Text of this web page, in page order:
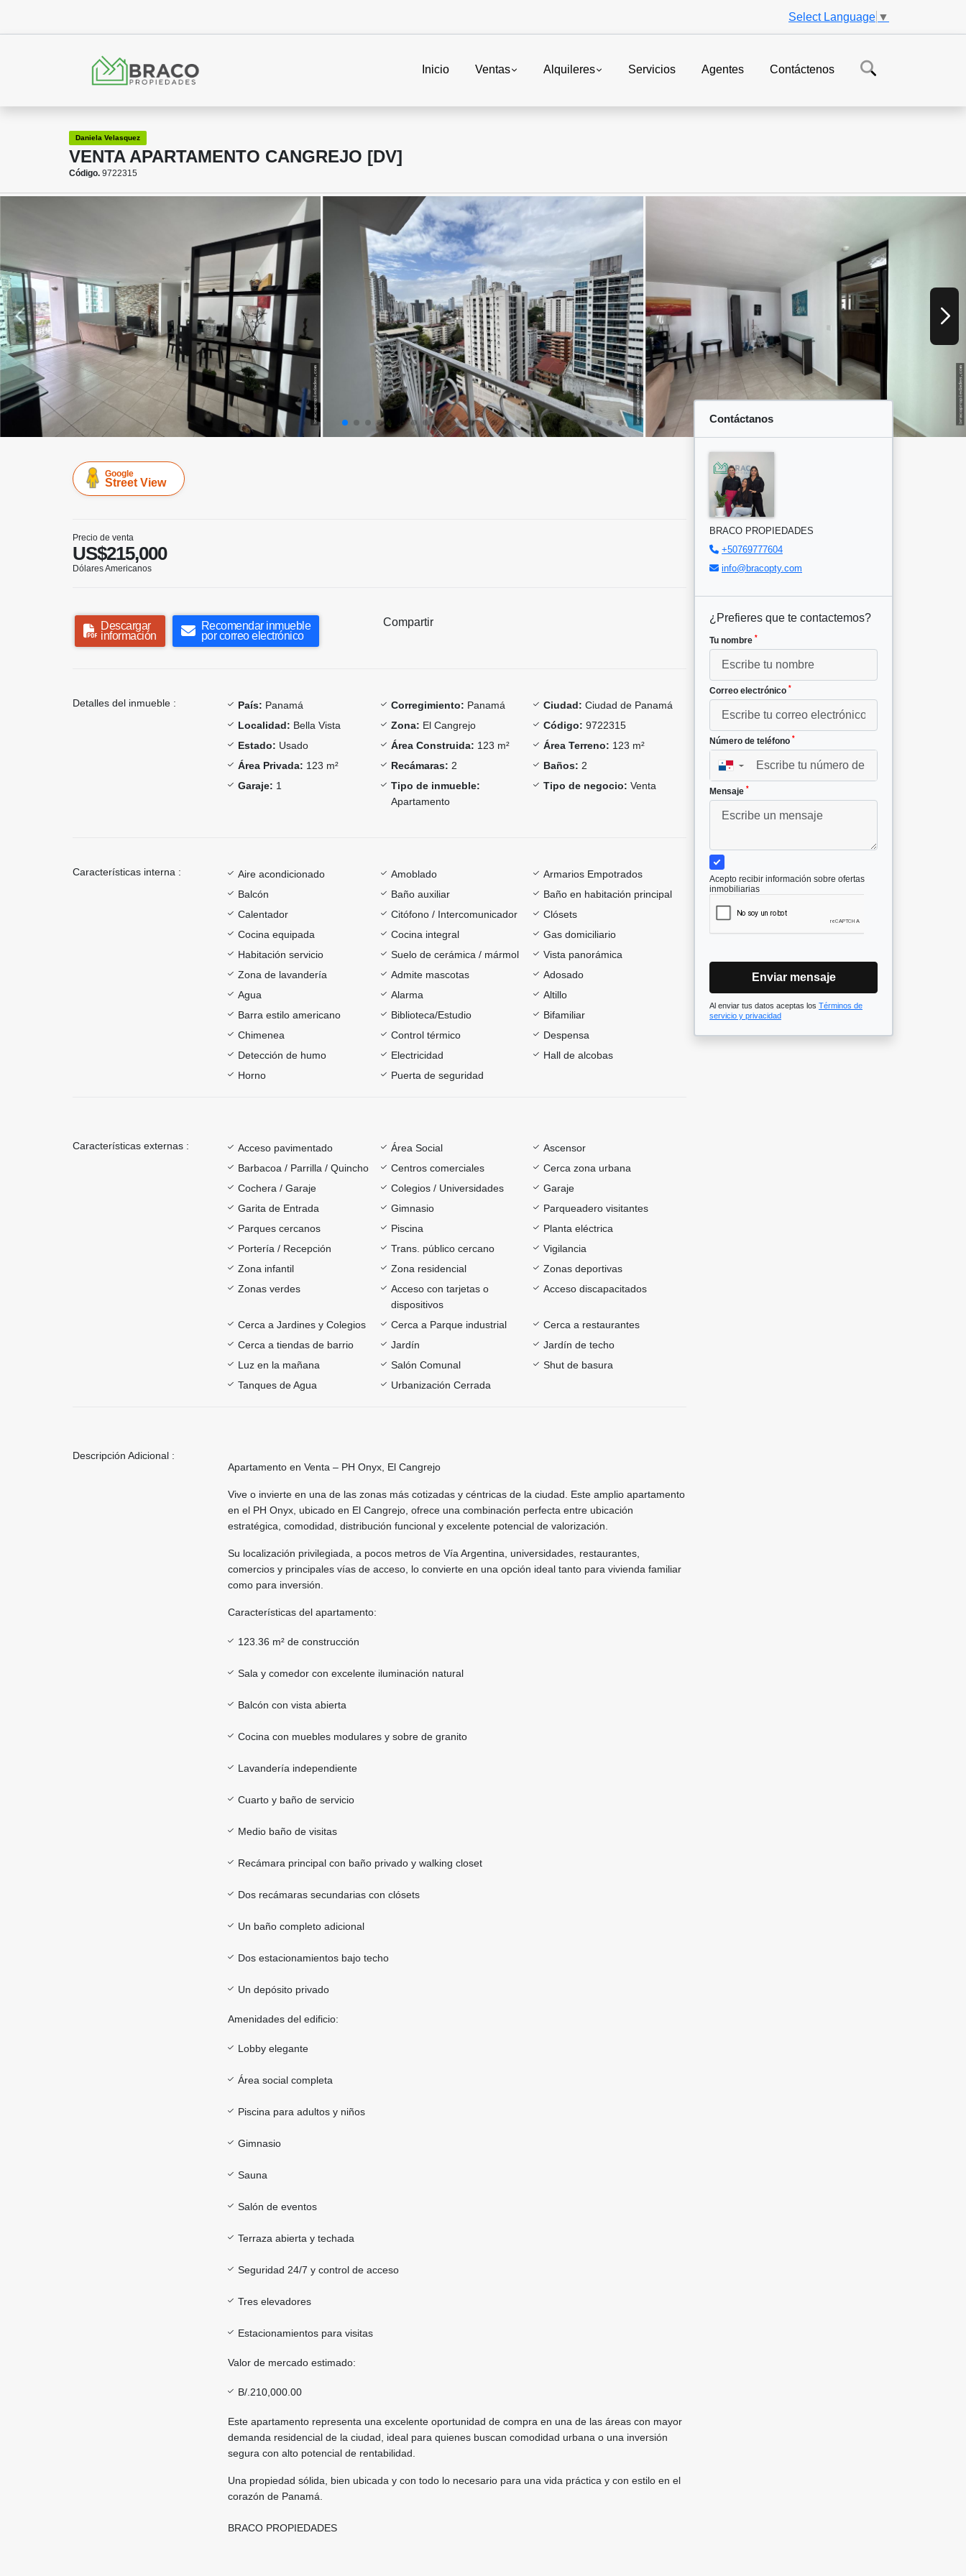
Select Language ▼
Inicio Ventas Alquileres Servicios Agentes Contáctenos
Daniela Velasquez
VENTA APARTAMENTO CANGREJO [DV]
Código. 9722315
Google
Street View
Precio de venta
US$215,000
Dólares Americanos
Descargar
información
Recomendar inmueble
por correo electrónico
Compartir
Detalles del inmueble : País: Panamá Corregimiento: Panamá Ciudad: Ciudad de Panamá
Localidad: Bella Vista Zona: El Cangrejo Código: 9722315
Estado: Usado Área Construida: 123 m² Área Terreno: 123 m²
Área Privada: 123 m² Recámaras: 2 Baños: 2
Garaje: 1
Tipo de inmueble:
Apartamento
Tipo de negocio: Venta
Características interna : Aire acondicionado Amoblado
Armarios Empotrados
Balcón
Baño auxiliar
Baño en habitación principal
Calentador
Citófono / Intercomunicador
Clósets
Cocina equipada
Cocina integral
Gas domiciliario
Habitación servicio
Suelo de cerámica / mármol
Vista panorámica
Zona de lavandería
Admite mascotas
Adosado
Agua
Alarma
Altillo
Barra estilo americano
Biblioteca/Estudio
Bifamiliar
Chimenea
Control térmico
Despensa
Detección de humo
Electricidad
Hall de alcobas
Horno
Puerta de seguridad
Características externas : Acceso pavimentado Área Social
Ascensor
Barbacoa / Parrilla / Quincho
Centros comerciales
Cerca zona urbana
Cochera / Garaje
Colegios / Universidades
Garaje
Garita de Entrada
Gimnasio
Parqueadero visitantes
Parques cercanos
Piscina
Planta eléctrica
Portería / Recepción
Trans. público cercano
Vigilancia
Zona infantil
Zona residencial
Zonas deportivas
Zonas verdes
Acceso con tarjetas o
dispositivos
Acceso discapacitados
Cerca a Jardines y Colegios Cerca a Parque industrial
Cerca a restaurantes
Cerca a tiendas de barrio
Jardín
Jardín de techo
Luz en la mañana
Salón Comunal
Shut de basura
Tanques de Agua
Urbanización Cerrada
Descripción Adicional :
Apartamento en Venta – PH Onyx, El Cangrejo
Vive o invierte en una de las zonas más cotizadas y céntricas de la ciudad. Este amplio apartamento
en el PH Onyx, ubicado en El Cangrejo, ofrece una combinación perfecta entre ubicación
estratégica, comodidad, distribución funcional y excelente potencial de valorización.
Su localización privilegiada, a pocos metros de Vía Argentina, universidades, restaurantes,
comercios y principales vías de acceso, lo convierte en una opción ideal tanto para vivienda familiar
como para inversión.
Características del apartamento:
123.36 m² de construcción
Sala y comedor con excelente iluminación natural
Balcón con vista abierta
Cocina con muebles modulares y sobre de granito
Lavandería independiente
Cuarto y baño de servicio
Medio baño de visitas
Recámara principal con baño privado y walking closet
Dos recámaras secundarias con clósets
Un baño completo adicional
Dos estacionamientos bajo techo
Un depósito privado
Amenidades del edificio:
Lobby elegante
Área social completa
Piscina para adultos y niños
Gimnasio
Sauna
Salón de eventos
Terraza abierta y techada
Seguridad 24/7 y control de acceso
Tres elevadores
Estacionamientos para visitas
Valor de mercado estimado:
B/.210,000.00
Este apartamento representa una excelente oportunidad de compra en una de las áreas con mayor
demanda residencial de la ciudad, ideal para quienes buscan comodidad urbana o una inversión
segura con alto potencial de rentabilidad.
Una propiedad sólida, bien ubicada y con todo lo necesario para una vida práctica y con estilo en el
corazón de Panamá.
BRACO PROPIEDADES
Contáctanos
BRACO PROPIEDADES
+50769777604
info@bracopty.com
¿Prefieres que te contactemos?
Tu nombre *
Correo electrónico *
Número de teléfono *
▼
Mensaje *
Acepto recibir información sobre ofertas
inmobiliarias
Enviar mensaje
Al enviar tus datos aceptas los Términos de
servicio y privacidad